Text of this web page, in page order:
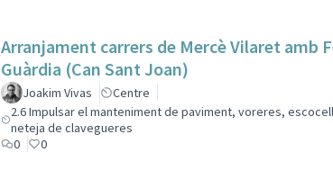
Arranjament carrers de Mercè Vilaret amb
Guàrdia (Can Sant Joan)
Joakim Vivas
Centre
2.6 Impulsar el manteniment de paviment, voreres,
neteja de clavegueres
0
0